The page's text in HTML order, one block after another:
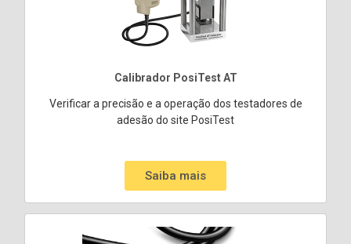
Calibrador PosiTest AT
Verificar a precisão e a operação dos testadores de
adesão do site PosiTest
Saiba mais